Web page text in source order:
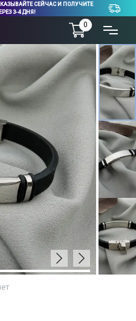
СЕЙЧАС И ПОЛУЧИТЕ
3-4 ДНЯ!
0